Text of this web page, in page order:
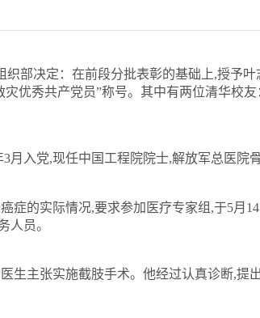
织部决定：在前段分批表彰的基础上,授予叶
灾优秀共产党员”称号。其中有两位清华校友
3月入党,现任中国工程院院士,解放军总医院
症的实际情况,要求参加医疗专家组 ,于5月 14
人员。
生主张实施截肢手术。他经过认真诊断,提